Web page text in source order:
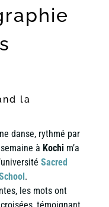
la
danse, rythmé par
à Kochim’a
Sacred
.
les mots ont
témoignant